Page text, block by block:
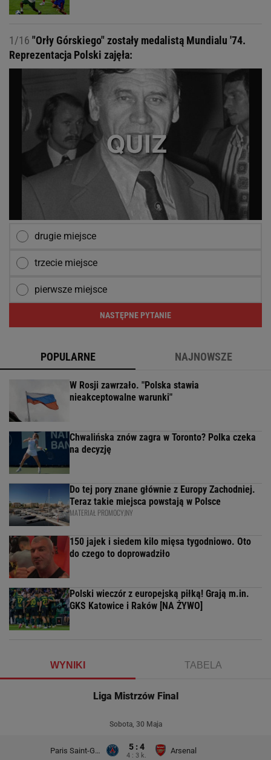
1/16 "Orły Górskiego" zostały medalistą Mundialu '74.
Reprezentacja Polski zajęła:
drugie miejsce
trzecie miejsce
pierwsze miejsce
NASTĘPNE PYTANIE
POPULARNE NAJNOWSZE
W Rosji zawrzało. "Polska stawia
nieakceptowalne warunki"
Chwalińska znów zagra w Toronto? Polka czeka
na decyzję
Do tej pory znane głównie z Europy Zachodniej.
Teraz takie miejsca powstają w Polsce
MATERIAŁ PROMOCYJNY
150 jajek i siedem kilo mięsa tygodniowo. Oto
do czego to doprowadziło
Polski wieczór z europejską piłką! Grają m.in.
GKS Katowice i Raków [NA ŻYWO]
WYNIKI TABELA
Liga Mistrzów Final
Sobota, 30 Maja
Paris Saint-Germain 5 : 4
4 : 3 k.
Arsenal